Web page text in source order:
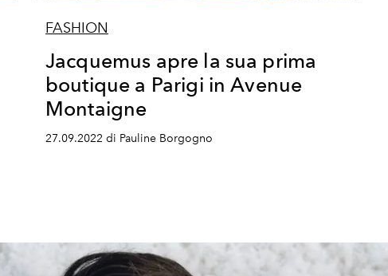
FASHION
Jacquemus apre la sua prima
boutique a Parigi in Avenue
Montaigne
27.09.2022 di Pauline Borgogno